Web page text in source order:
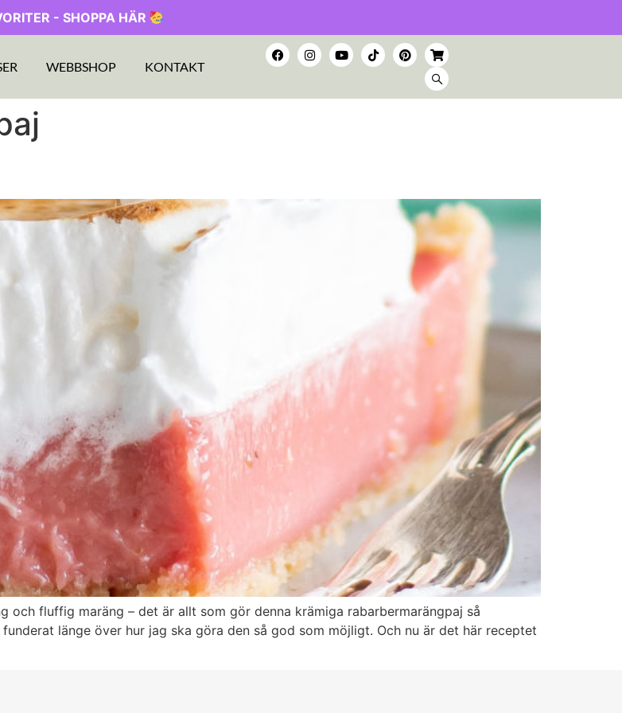
- SHOPPA HÄR
WEBBSHOP KONTAKT
fluffig maräng – det är allt som gör denna krämiga rabarbermarängpaj så
länge över hur jag ska göra den så god som möjligt. Och nu är det här receptet